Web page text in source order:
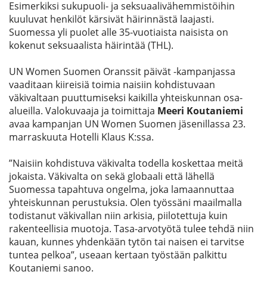
Esimerkiksi sukupuoli- ja seksuaalivähemmistöihin
kuuluvat henkilöt kärsivät häirinnästä laajasti.
Suomessa yli puolet alle 35-vuotiaista naisista on
kokenut seksuaalista häirintää (THL).
UN Women Suomen Oranssit päivät -kampanjassa
vaaditaan kiireisiä toimia naisiin kohdistuvaan
väkivaltaan puuttumiseksi kaikilla yhteiskunnan osa-
alueilla. Valokuvaaja ja toimittaja Meeri Koutaniemi
avaa kampanjan UN Women Suomen jäsenillassa 23.
marraskuuta Hotelli Klaus K:ssa.
”Naisiin kohdistuva väkivalta todella koskettaa meitä
jokaista. Väkivalta on sekä globaali että lähellä
Suomessa tapahtuva ongelma, joka lamaannuttaa
yhteiskunnan perustuksia. Olen työssäni maailmalla
todistanut väkivallan niin arkisia, piilotettuja kuin
rakenteellisia muotoja. Tasa-arvotyötä tulee tehdä niin
kauan, kunnes yhdenkään tytön tai naisen ei tarvitse
tuntea pelkoa”, useaan kertaan työstään palkittu
Koutaniemi sanoo.